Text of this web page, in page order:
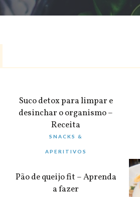
Suco detox para limpar e
desinchar o organismo –
Receita
0
SNACKS &
APERITIVOS
Pão de queijo fit – Aprenda
a fazer